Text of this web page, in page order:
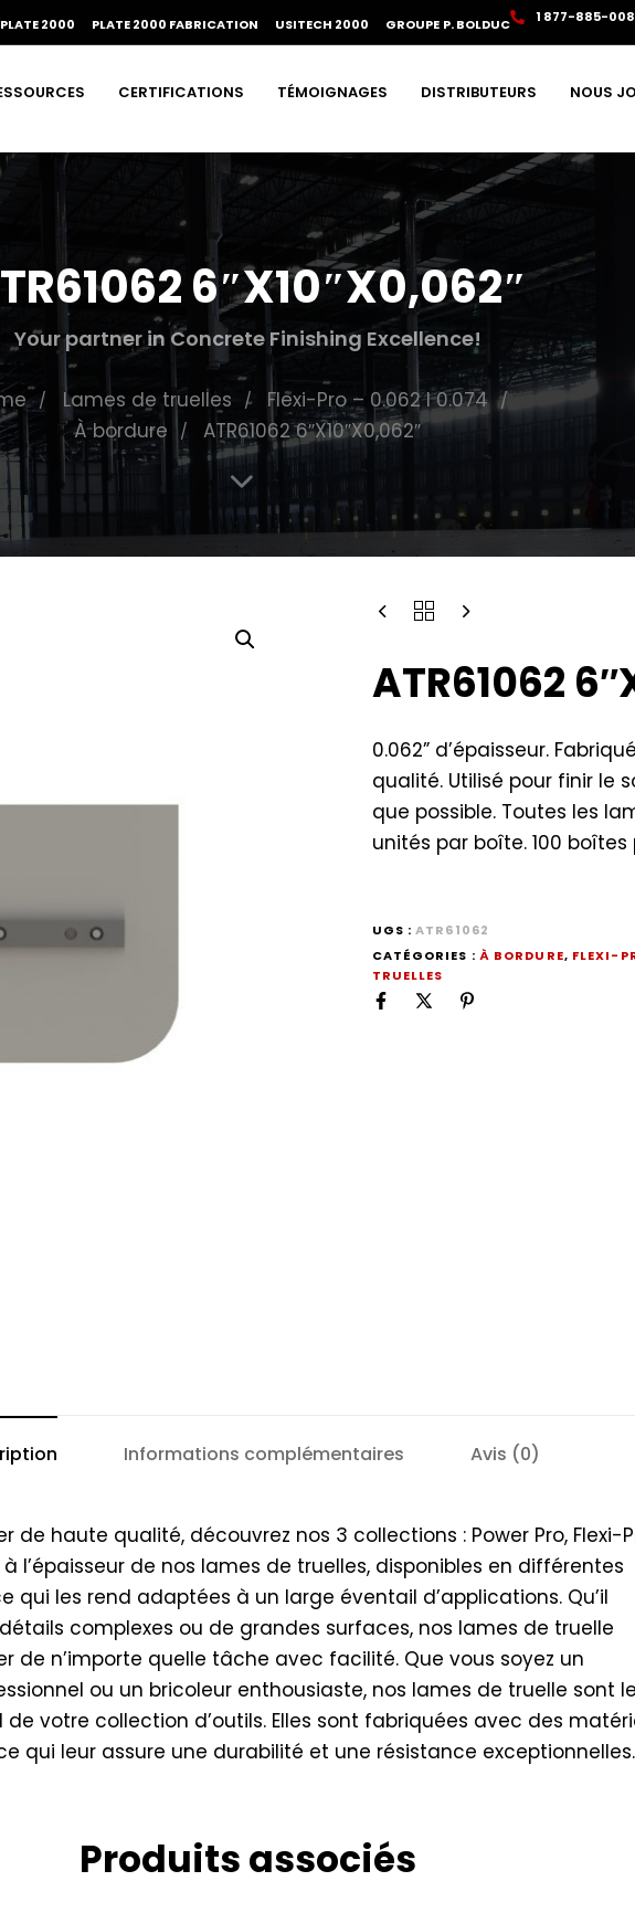
PLATE 2000 PLATE 2000 FABRICATION USITECH 2000 GROUPE P. BOLDUC 1 877-885-008
CERTIFICATIONS TÉMOIGNAGES DISTRIBUTEURS NOUS
6″X10″X0,062″
Your partner in Concrete Finishing Excellence!
Lames de truelles
Flexi-Pro – 0.062 I 0.074
À bordure
ATR61062 6″X10″X0,062″
ATR61062
0.062” d’épaisseur.
qualité. Utilisé pour finir le
que possible. Toutes les
unités par boîte. 100
UGS :ATR61062
CATÉGORIES : À BORDURE, FLEXI-
TRUELLES
Informations complémentaires Avis (0)
de haute qualité, découvrez nos 3 collections : Power Pro, Flexi-
l’épaisseur de nos lames de truelles, disponibles en différentes
qui les rend adaptées à un large éventail d’applications. Qu’il
complexes ou de grandes surfaces, nos lames de truelle
de n’importe quelle tâche avec facilité. Que vous soyez un
ou un bricoleur enthousiaste, nos lames de truelle sont le
votre collection d’outils. Elles sont fabriquées avec des
qui leur assure une durabilité et une résistance exceptionnelles.
Produits associés